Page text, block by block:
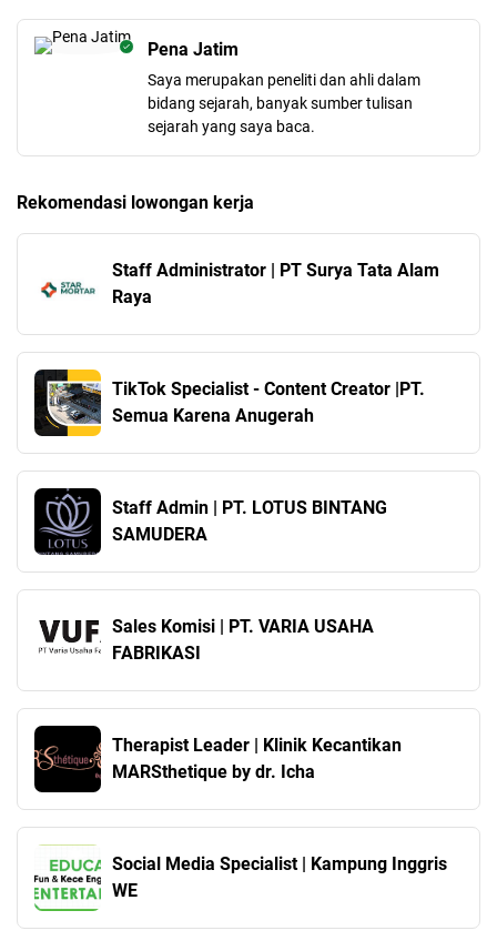
Pena Jatim
Saya merupakan peneliti dan ahli dalam
bidang sejarah, banyak sumber tulisan
sejarah yang saya baca.
Rekomendasi lowongan kerja
Staff Administrator | PT Surya Tata Alam
Raya
TikTok Specialist - Content Creator |PT.
Semua Karena Anugerah
Staff Admin | PT. LOTUS BINTANG
SAMUDERA
Sales Komisi | PT. VARIA USAHA
FABRIKASI
Therapist Leader | Klinik Kecantikan
MARSthetique by dr. Icha
Social Media Specialist | Kampung Inggris
WE